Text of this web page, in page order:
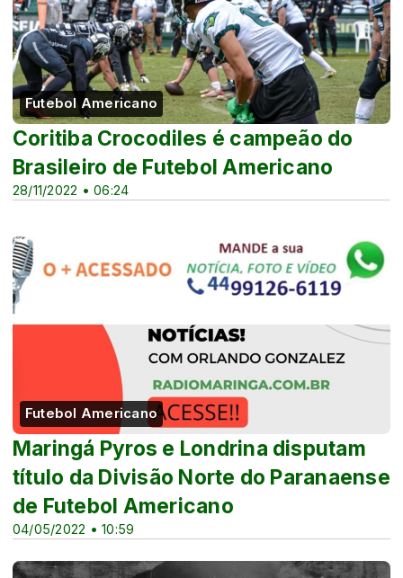
Futebol Americano
28/11/2022 • 06:24
Coritiba Crocodiles é campeão do
Brasileiro de Futebol Americano
Futebol Americano
04/05/2022 • 10:59
Maringá Pyros e Londrina disputam
título da Divisão Norte do Paranaense
de Futebol Americano